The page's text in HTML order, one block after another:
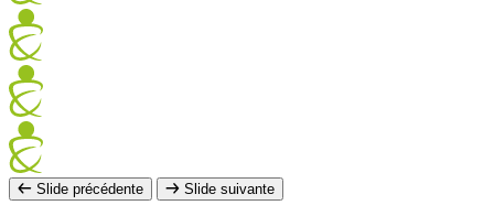
Slide précédente Slide suivante